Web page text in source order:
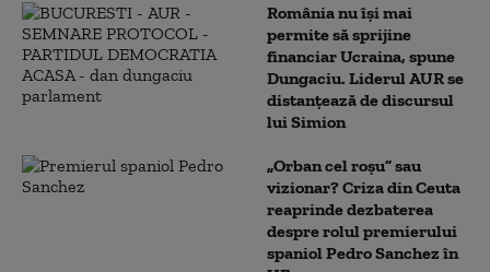
România nu își mai
permite să sprijine
financiar Ucraina, spune
Dungaciu. Liderul AUR se
distanțează de discursul
lui Simion
„Orban cel roșu” sau
vizionar? Criza din Ceuta
reaprinde dezbaterea
despre rolul premierului
spaniol Pedro Sanchez în